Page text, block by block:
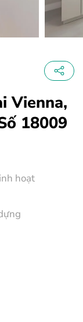
Vienna,
18009
hoạt